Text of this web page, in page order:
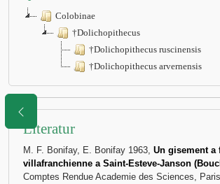
Colobinae
†Dolichopithecus
†Dolichopithecus ruscinensis
†Dolichopithecus arvernensis
Literatur
M. F. Bonifay, E. Bonifay 1963, Un gisement a
villafranchienne a Saint-Esteve-Janson
Comptes Rendue Academie des Sciences,